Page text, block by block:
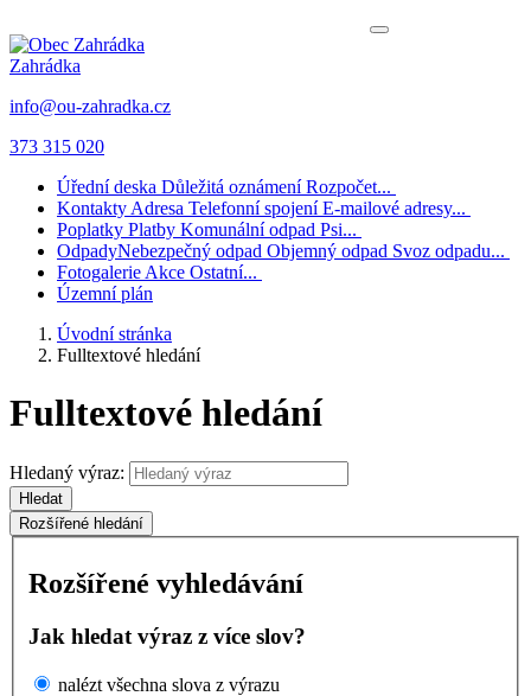
Zahrádka
info@ou-zahradka.cz
373 315 020
Úřední deska Důležitá oznámení Rozpočet...
Kontakty Adresa Telefonní spojení E-mailové adresy...
Poplatky Platby Komunální odpad Psi...
OdpadyNebezpečný odpad Objemný odpad Svoz odpadu...
Fotogalerie Akce Ostatní...
Územní plán
Úvodní stránka
Fulltextové hledání
Fulltextové hledání
Hledaný výraz:
Hledat
Rozšířené hledání
Rozšířené vyhledávání
Jak hledat výraz z více slov?
nalézt všechna slova z výrazu